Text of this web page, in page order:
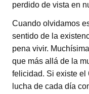
perdido de vista en
Cuando olvidamos
sentido de la
pena vivir.
que más allá de la
felicidad. Si existe el
lucha de cada día